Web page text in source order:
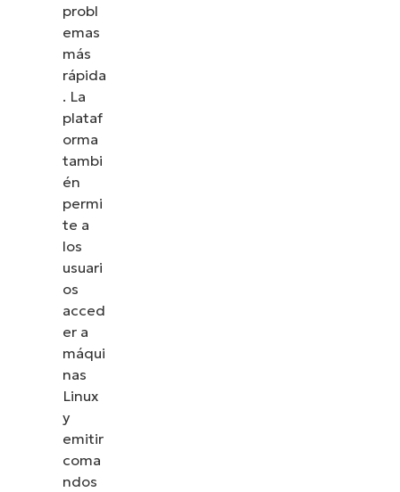
probl
emas
más
rápida
. La
plataf
orma
tambi
én
permi
te a
los
usuari
os
acced
er a
máqui
nas
Linux
y
emitir
coma
ndos